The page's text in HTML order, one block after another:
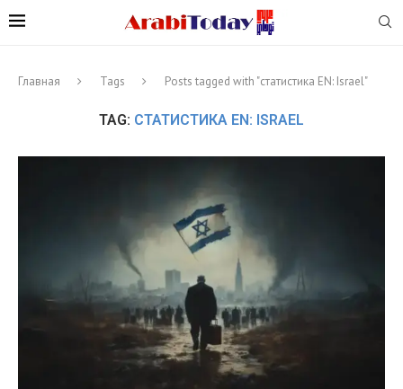
Главная Tags Posts tagged with "статистика EN: Israel"
TAG: СТАТИСТИКА EN: ISRAEL